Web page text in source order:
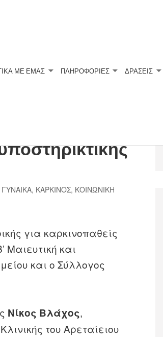
ΜΕ ΕΜΆΣ ΠΛΗΡΟΦΟΡΙΕΣ ΔΡΑΣΕΙΣ
εγκαινιάζει
ΓΥΝΑΙΚΑ, ΚΑΡΚΙΝΟΣ, ΚΟΙΝΩΝΙΚΗ
για καρκινοπαθείς
και
και ο Σύλλογος
Νίκος Βλάχος,
του Αρεταίειου